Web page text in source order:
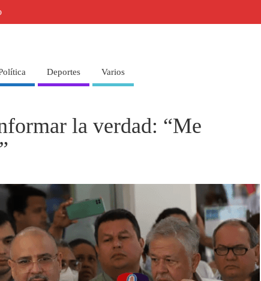
Deportes Varios
la verdad: “Me